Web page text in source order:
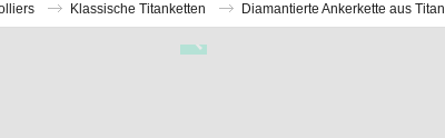
Klassische Titanketten Diamantierte Ankerkette aus Titan